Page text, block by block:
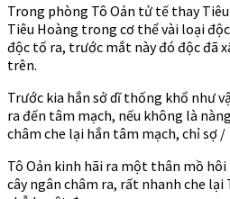
Trong phòng Tô Oản tử tế thay
Tiêu Hoàng trong cơ thể vài loại
độc tố ra, trước mắt này đó độc đã
trên.
Trước kia hắn sở dĩ thống khổ như
ra đến tâm mạch, nếu không là
châm che lại hắn tâm mạch, chỉ sợ /
Tô Oản kinh hãi ra một thân mồ
cây ngân châm ra, rất nhanh che